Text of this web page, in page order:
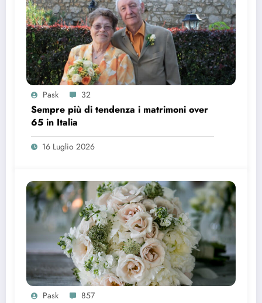
Pask 32
Sempre più di tendenza i matrimoni over
65 in Italia
16 Luglio 2026
Pask 857